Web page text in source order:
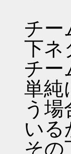
チー
下ネ
チー
単純
う
いる
その